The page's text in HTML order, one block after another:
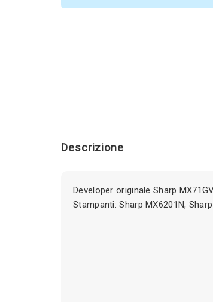
Descrizione
Developer originale Sharp
Stampanti: Sharp MX6201N,